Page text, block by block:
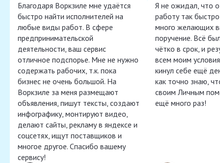
Благодаря Воркзиле мне удаётся
быстро найти исполнителей на
любые виды работ. В сфере
предпринимательской
деятельности, ваш сервис
отличное подспорье. Мне не нужно
содержать рабочих, т.к. пока
бизнес не очень большой. На
Воркзиле за меня размещают
объявления, пишут тексты, создают
инфографику, монтируют видео,
делают сайты, рекламу в яндексе и
соцсетях, ищут поставщиков и
многое другое. Спасибо вашему
сервису!
Я не ожидал, что
работу так
много желающих
поручение. Всё
чётко в срок, и
всем моим
кинул себе ещё
как точно знаю,
своим Личным
ещё много раз!